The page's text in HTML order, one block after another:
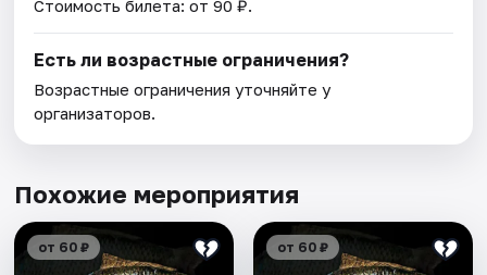
Стоимость билета: от 90 ₽.
Есть ли возрастные ограничения?
Возрастные ограничения уточняйте у
организаторов.
Похожие мероприятия
от 60 ₽ от 60 ₽